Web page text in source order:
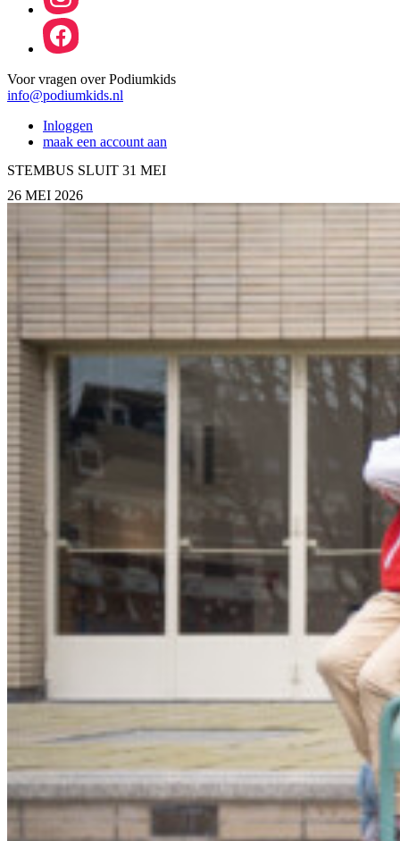
Voor vragen over Podiumkids
info@podiumkids.nl
Inloggen
maak een account aan
STEMBUS SLUIT 31 MEI
26 MEI 2026